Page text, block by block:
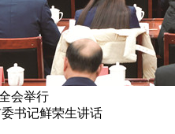
会举行
书记鲜荣生讲话